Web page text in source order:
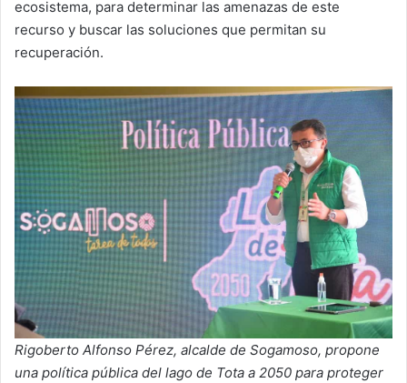
ecosistema, para determinar las amenazas de este
recurso y buscar las soluciones que permitan su
recuperación.
Rigoberto Alfonso Pérez, alcalde de Sogamoso, propone
una política pública del lago de Tota a 2050 para proteger